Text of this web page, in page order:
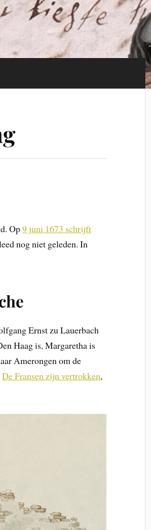
Op9 juni 1673 schrijft
nog niet geleden. In
Ernst zu Lauerbach
Haag is, Margaretha is
Amerongen om de
De Fransen zijn vertrokken,